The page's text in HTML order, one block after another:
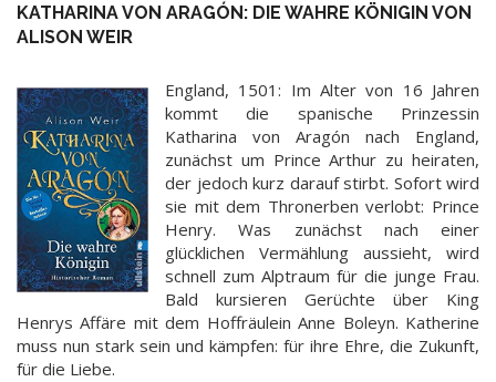
KATHARINA VON ARAGÓN: DIE WAHRE KÖNIGIN VON
ALISON WEIR
England, 1501: Im Alter von 16 Jahren
kommt die spanische Prinzessin
Katharina von Aragón nach England,
zunächst um Prince Arthur zu heiraten,
der jedoch kurz darauf stirbt. Sofort wird
sie mit dem Thronerben verlobt: Prince
Henry. Was zunächst nach einer
glücklichen Vermählung aussieht, wird
schnell zum Alptraum für die junge Frau.
Bald kursieren Gerüchte über King
Henrys Affäre mit dem Hoffräulein Anne Boleyn. Katherine
muss nun stark sein und kämpfen: für ihre Ehre, die Zukunft,
für die Liebe.